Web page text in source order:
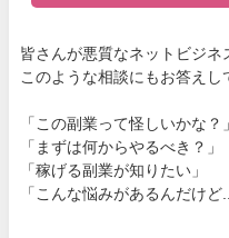
皆さんが悪質なネットビジネ
このような相談にもお答えし
「この副業って怪しいかな？」
「まずは何からやるべき？」
「稼げる副業が知りたい」
「こんな悩みがあるんだけど..